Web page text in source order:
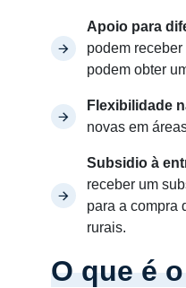
Apoio para
podem
podem obter
Flexibilidade
novas em
Subsidio à
receber um
para a compra
rurais.
O que é